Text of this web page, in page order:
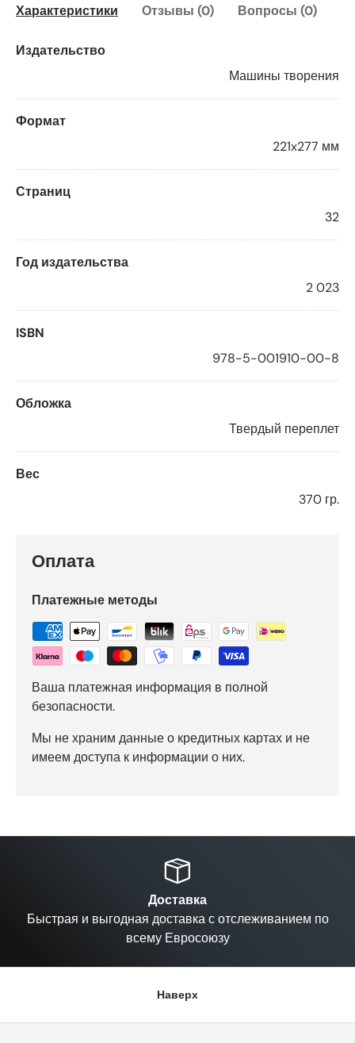
Характеристики Отзывы (0) Вопросы (0)
Издательство
Машины творения
Формат
221x277 мм
Страниц
32
Год издательства
2 023
ISBN
978-5-001910-00-8
Обложка
Твердый переплет
Вес
370 гр.
Оплата
Платежные методы
Ваша платежная информация в полной
безопасности.
Мы не храним данные о кредитных картах и не
имеем доступа к информации о них.
Доставка
Быстрая и выгодная доставка с отслеживанием по
всему Евросоюзу
Наверх